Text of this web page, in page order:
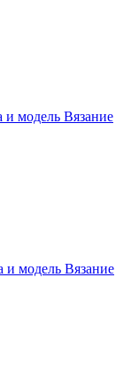
и модель Вязание
и модель Вязание